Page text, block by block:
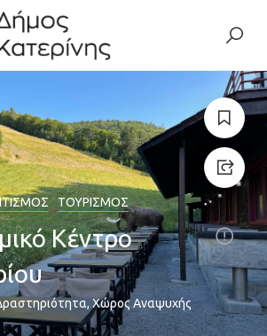
ΤΟΥΡΙΣΜΌΣ
Κέντρο
Χώρος Αναψυχής